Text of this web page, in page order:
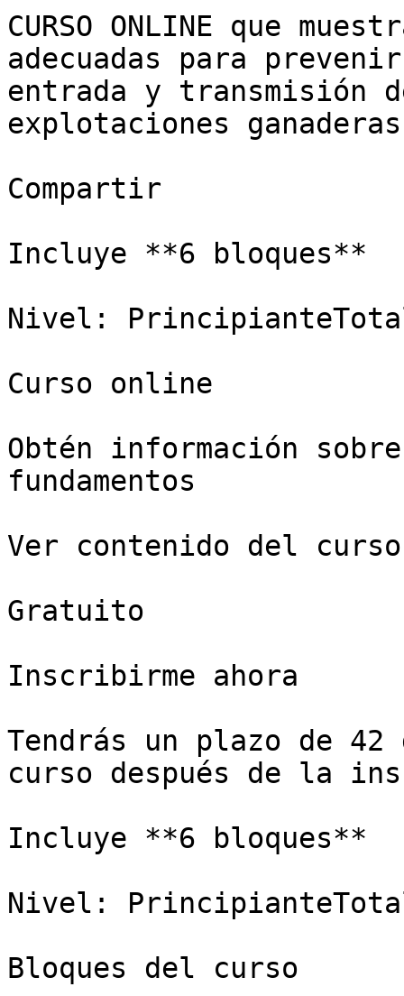
CURSO ONLINE que
adecuadas para
entrada y transmisión
explotaciones
Compartir
Incluye **6 bloques**
Nivel:
Curso online
Obtén información
fundamentos
Ver contenido del curso
Gratuito
Inscribirme ahora
Tendrás un plazo de
curso después de la
Incluye **6 bloques**
Nivel:
Bloques del curso